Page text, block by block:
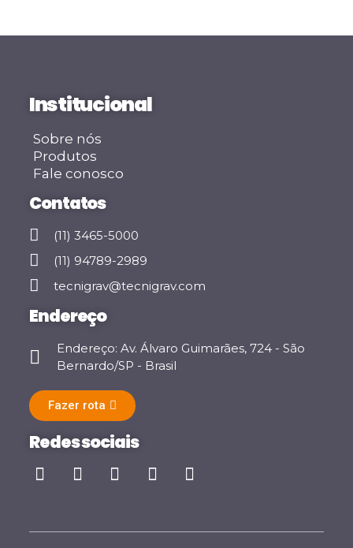
Institucional
Sobre nós
Produtos
Fale conosco
Contatos
(11) 3465-5000
(11) 94789-2989
tecnigrav@tecnigrav.com
Endereço
Endereço: Av. Álvaro Guimarães, 724 - São
Bernardo/SP - Brasil
Fazer rota
Redes sociais